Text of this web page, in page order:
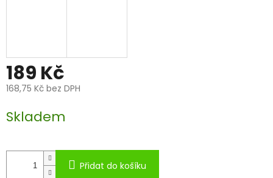
189 Kč
168,75 Kč bez DPH
cena:
Skladem
Přidat do košíku